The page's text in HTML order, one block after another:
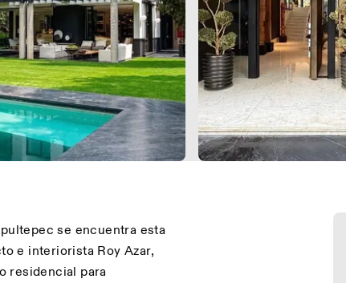
se encuentra esta
e interiorista Roy Azar,
residencial para